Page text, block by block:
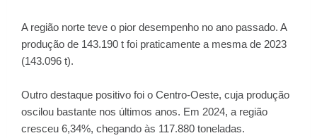
A região norte teve o pior desempenho no ano passado. A
produção de 143.190 t foi praticamente a mesma de 2023
(143.096 t).
Outro destaque positivo foi o Centro-Oeste, cuja produção
oscilou bastante nos últimos anos. Em 2024, a região
cresceu 6,34%, chegando às 117.880 toneladas.